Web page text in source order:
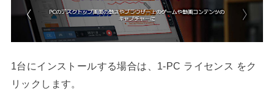
1台にインストールする場合は、1-PC ライセンス をク
リックします。